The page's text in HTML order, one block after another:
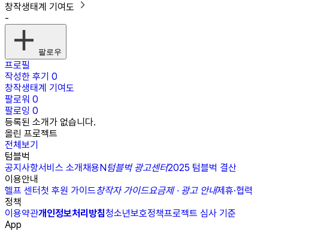
창작생태계 기여도
-
팔로우
프로필
작성한 후기 0
창작생태계 기여도
팔로워 0
팔로잉 0
등록된 소개가 없습니다.
올린 프로젝트
전체보기
텀블벅
공지사항서비스 소개채용N텀블벅 광고센터2025 텀블벅 결산
이용안내
헬프 센터첫 후원 가이드창작자 가이드요금제 · 광고 안내제휴·협력
정책
이용약관개인정보처리방침청소년보호정책프로젝트 심사 기준
App